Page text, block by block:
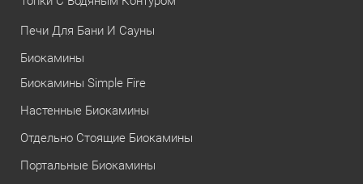
Печи Для Бани И Сауны
Биокамины
Биокамины Simple Fire
Настенные Биокамины
Отдельно Стоящие Биокамины
Портальные Биокамины